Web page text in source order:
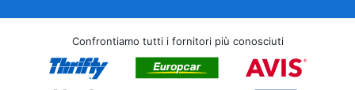
Confrontiamo tutti i fornitori più conosciuti